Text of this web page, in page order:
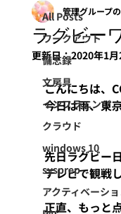
All Posts
ワークアウト
備忘録
文房具
インフラエンジ
クラウド
windows 10
sysprep
アクティベーシ
ラグビー
管理グループ
更新日：2020年1月
こんにちは、
今日は雨、東
先日ラグビー
テレビで観戦
正直、もっと